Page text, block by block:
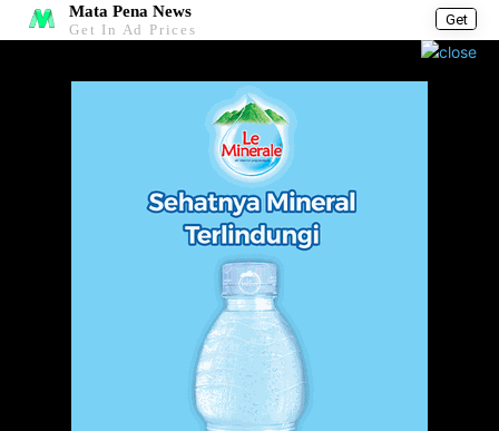
Get
Mata Pena News
Get In Ad Prices